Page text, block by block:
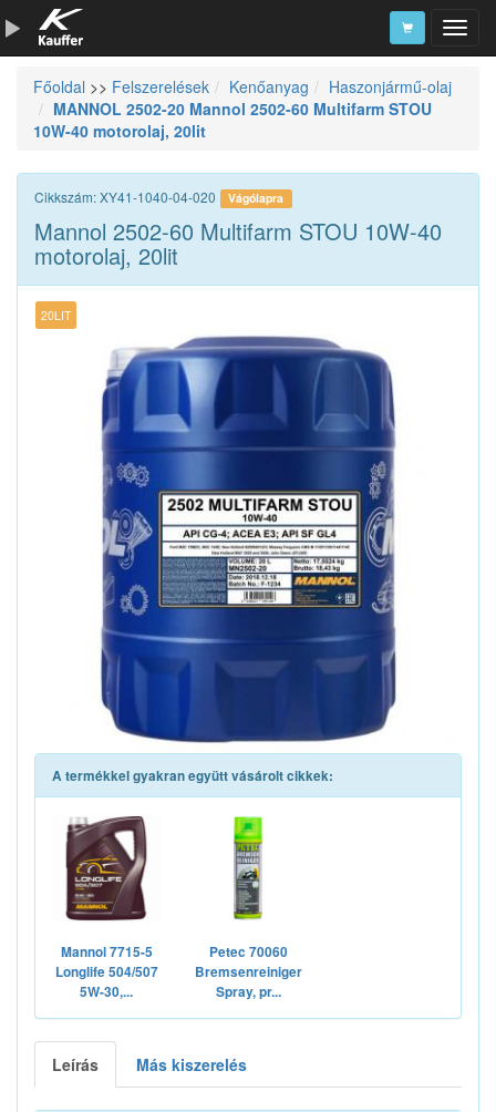
Szerszámkatalógus
Kosár
Alkatrészek
Főoldal >> Felszerelések Kenőanyag
Haszonjármű-olaj
MANNOL 2502-20 Mannol 2502-60 Multifarm STOU
10W-40 motorolaj, 20lit
Cikkszám: XY41-1040-04-020 Vágólapra
Mannol 2502-60 Multifarm STOU 10W-40
motorolaj, 20lit
20LIT
A termékkel gyakran együtt vásárolt cikkek:
Mannol 7715-5
Longlife 504/507
5W-30,...
Petec 70060
Bremsenreiniger
Spray, pr...
Leírás Más kiszerelés